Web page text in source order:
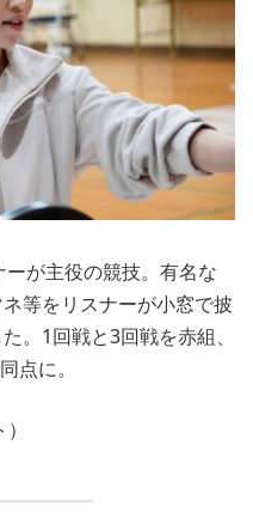
ーが主役の競技。有名な
等をリスナーが小窓で披
。1回戦と3回戦を赤組、
点に。